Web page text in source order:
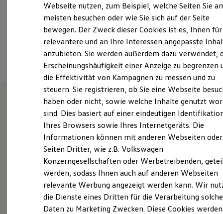
Laden
Laden unterwegs
Laden Zuhause
Ladestationen finden
Ladezeitensimulator
Batterie
Sicherheit
Garantie und Lebensdauer
Nachhaltigkeit
Technologie
Kosten und Kauf
Verbrauchskosten
Kaufoptionen
E-Auto-Förderung
Software und Konnektivität
ID. Software Versionen und Updates
Digitale Extras
Schnittstellen zu Ihrem ID.
Hybridautos
Marke und Erlebnis
Volkswagen R und R Experience
R-Modelle
Ansprechpartner
Unsere Leistungenim
Überblick
Gebrauchtwagen
Service
Volkswagen Economy
Service
Webseite nutzen, zum Beispiel, welche Seiten Sie
meisten besuchen oder wie Sie sich auf der Seite
bewegen. Der Zweck dieser Cookies ist es, Ihnen für
relevantere und an Ihre Interessen angepasste
anzubieten. Sie werden außerdem dazu verwendet,
Erscheinungshäufigkeit einer Anzeige zu begrenzen
die Effektivität von Kampagnen zu messen und zu
steuern. Sie registrieren, ob Sie eine Webseite
haben oder nicht, sowie welche Inhalte genutzt
sind. Dies basiert auf einer eindeutigen
Ihres Browsers sowie Ihres Internetgeräts. Die
Informationen können mit anderen Webseiten oder
Seiten Dritter, wie z.B. Volkswagen
Konzerngesellschaften oder Werbetreibenden,
werden, sodass Ihnen auch auf anderen Webseiten
relevante Werbung angezeigt werden kann. Wir
die Dienste eines Dritten für die Verarbeitung
Daten zu Marketing Zwecken. Diese Cookies